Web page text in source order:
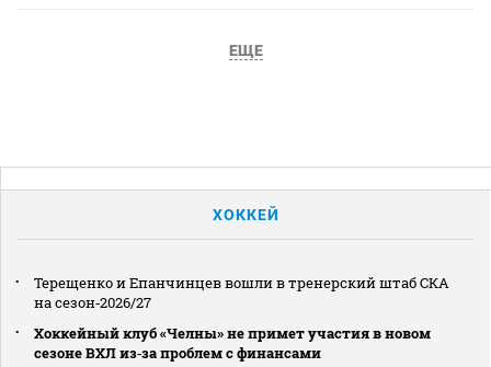
ЕЩЕ
ХОККЕЙ
Терещенко и Епанчинцев вошли в тренерский штаб СКА
на сезон‑2026/27
Хоккейный клуб «Челны» не примет участия в новом
сезоне ВХЛ из‑за проблем с финансами